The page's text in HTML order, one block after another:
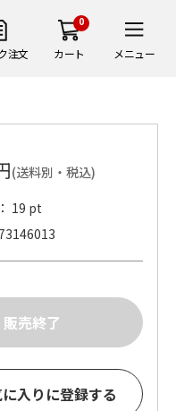
注文
0
カート メニュー
(送料別・税込)
19 pt
入りに登録する